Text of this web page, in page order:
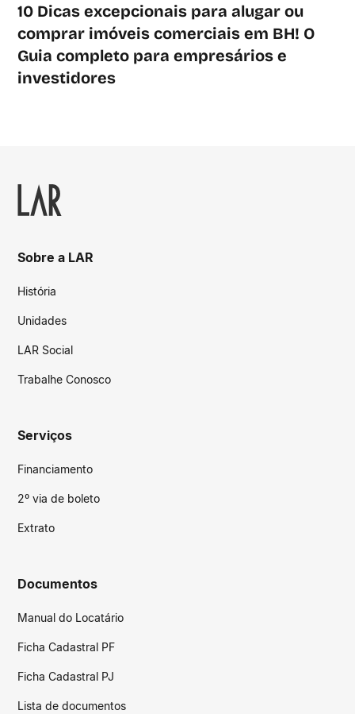
10 Dicas excepcionais para alugar ou
comprar imóveis comerciais em BH! O
Guia completo para empresários e
investidores
Sobre a LAR
História
Unidades
LAR Social
Trabalhe Conosco
Serviços
Financiamento
2º via de boleto
Extrato
Documentos
Manual do Locatário
Ficha Cadastral PF
Ficha Cadastral PJ
Lista de documentos